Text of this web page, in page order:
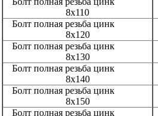
8х110
Болт полная резьба цинк
8х120
Болт полная резьба цинк
8х130
Болт полная резьба цинк
8х140
Болт полная резьба цинк
8х150
Болт полная резьба цинк